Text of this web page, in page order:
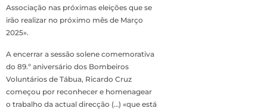
Associação nas próximas eleições que se
irão realizar no próximo mês de Março
2025».
A encerrar a sessão solene comemorativa
do 89.º aniversário dos Bombeiros
Voluntários de Tábua, Ricardo Cruz
começou por reconhecer e homenagear
o trabalho da actual direcção (…) «que está